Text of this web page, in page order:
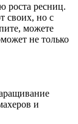
роста ресниц.
своих, но с
можете
не только
и